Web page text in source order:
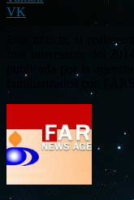
VK
Esta noticia, si
más interesante del
publicada por la
familiarizados con